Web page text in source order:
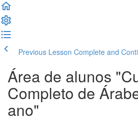
Previous Lesson Complete and
Área de alunos
Completo de
ano"